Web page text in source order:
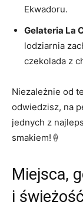
Ekwadoru.
Gelateria La
lodziarnia
czekolada z
Niezależnie⁣ od
odwiedzisz, na
jednych z‌
smakiem!🍦
Miejsca,
i